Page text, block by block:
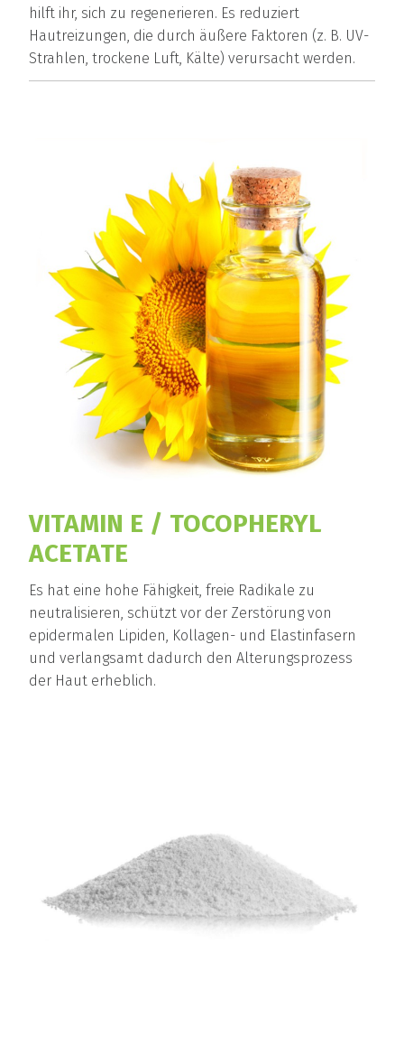
hilft ihr, sich zu regenerieren. Es reduziert
Hautreizungen, die durch äußere Faktoren (z. B. UV-
Strahlen, trockene Luft, Kälte) verursacht werden.
VITAMIN E / TOCOPHERYL
ACETATE
Es hat eine hohe Fähigkeit, freie Radikale zu
neutralisieren, schützt vor der Zerstörung von
epidermalen Lipiden, Kollagen- und Elastinfasern
und verlangsamt dadurch den Alterungsprozess
der Haut erheblich.